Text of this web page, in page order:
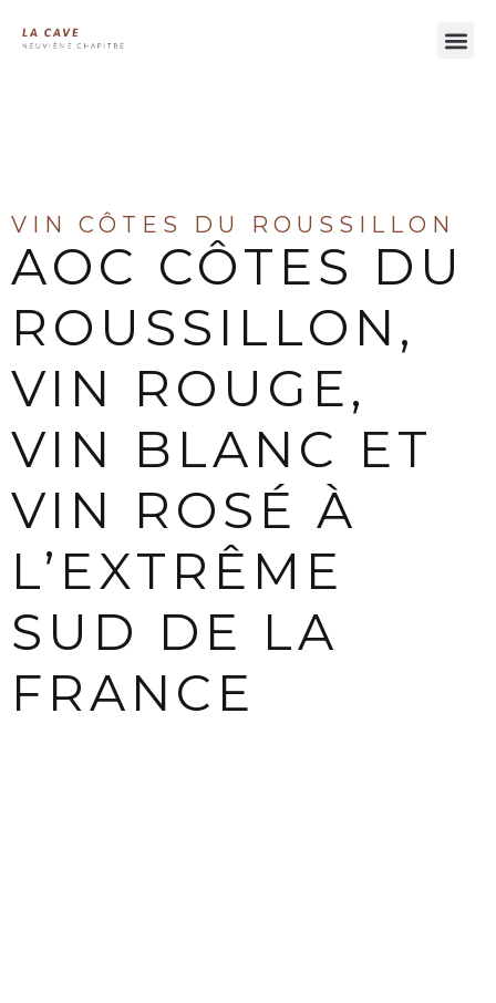
VIN CÔTES DU ROUSSILLON
AOC CÔTES DU
ROUSSILLON,
VIN ROUGE,
VIN BLANC ET
VIN ROSÉ À
L’EXTRÊME
SUD DE LA
FRANCE